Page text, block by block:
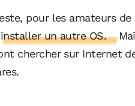
pour les amateurs
un autre OS.
chercher sur Internet